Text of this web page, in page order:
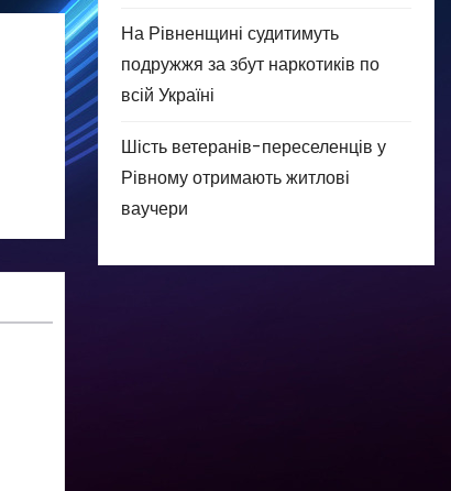
На Рівненщині судитимуть
подружжя за збут наркотиків по
всій Україні
Шість ветеранів-переселенців у
Рівному отримають житлові
ваучери